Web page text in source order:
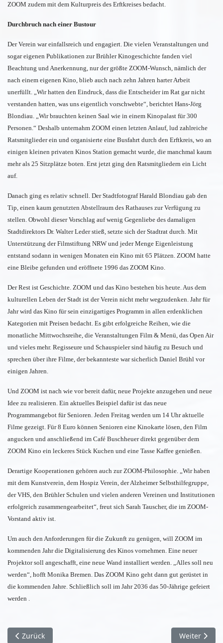
ZOOM zudem mit dem Kulturpreis des Erftkreises bedacht.
Durchbruch nach einer Bustour
Der Verein war einfallsreich und engagiert. Die vielen Veranstaltungen und
sogar eigenen Publikationen zur Brühler Kinogeschichte fanden viel
Beachtung und Anerkennung, nur der größte ZOOM-Wunsch, nämlich der
nach einem eigenen Kino, blieb auch nach zehn Jahren harter Arbeit
unerfüllt. „Wir hatten den Eindruck, dass die Entscheider im Rat gar nicht
verstanden hatten, was uns eigentlich vorschwebte“, berichtet Hans-Jörg
Blondiau. „Wir brauchten keinen Saal wie in einem Kinopalast für 300
Personen.“ Deshalb unternahm ZOOM einen letzten Anlauf, lud zahlreiche
Ratsmitglieder ein und organisierte eine Busfahrt durch den Erftkreis, wo an
einigen kleinen privaten Kinos Station gemacht wurde, die manchmal kaum
mehr als 25 Sitzplätze boten. Erst jetzt ging den Ratsmitgliedern ein Licht
auf.
Danach ging es relativ schnell. Der Stadtfotograf Harald Blondiau gab den
Tip, einen kaum genutzten Abstellraum des Rathauses zur Verfügung zu
stellen. Obwohl dieser Vorschlag auf wenig Gegenliebe des damaligen
Stadtdirektors Dr. Walter Leder stieß, setzte sich der Stadtrat durch. Mit
Unterstützung der Filmstiftung NRW und jeder Menge Eigenleistung
entstand sodann in wenigen Monaten ein Kino mit 65 Plätzen. ZOOM hatte
eine Bleibe gefunden und eröffnete 1996 das ZOOM Kino.
Der Rest ist Geschichte. ZOOM und das Kino bestehen bis heute. Aus dem
kulturellen Leben der Stadt ist der Verein nicht mehr wegzudenken. Jahr für
Jahr wird das Kino für sein einzigartiges Programm in allen erdenklichen
Kategorien mit Preisen bedacht. Es gibt erfolgreiche Reihen, wie die
monatliche Mittwochsreihe, die Veranstaltungen Film & Menü, das Open Air
und vieles mehr. Regisseure und Schauspieler sind häufig zu Besuch und
sprechen über ihre Filme, der bekannteste war sicherlich Daniel Brühl vor
einigen Jahren.
Und ZOOM ist nach wie vor bereit dafür, neue Projekte anzugehen und neue
Idee zu realisieren. Ein aktuelles Beispiel dafür ist das neue
Programmangebot für Senioren. Jeden Freitag werden um 14 Uhr aktuelle
Filme gezeigt. Für 8 Euro können Senioren eine Kinokarte lösen, den Film
angucken und anschließend im Café Buschheuer direkt gegenüber dem
ZOOM Kino ein leckeres Stück Kuchen und eine Tasse Kaffee genießen.
Derartige Kooperationen gehören auch zur ZOOM-Philosophie. „Wir haben
mit dem Kunstverein, dem Hospiz Verein, der Alzheimer Selbsthilfegruppe,
der VHS, den Brühler Schulen und vielen anderen Vereinen und Institutionen
erfolgreich zusammengearbeitet“, freut sich Sarah Tauscher, die im ZOOM-
Vorstand aktiv ist.
Um auch den Anforderungen für die Zukunft zu genügen, will ZOOM im
kommenden Jahr die Digitalisierung des Kinos vornehmen. Eine neuer
Projektor soll angeschafft, eine neue Wand installiert werden. „Alles soll neu
werden“, hofft Monika Bremen. Das ZOOM Kino geht dann gut gerüstet in
die kommenden Jahre. Schließlich soll im Jahr 2036 das 50-Jährige gefeiert
werden .
Vorheriger Beitrag: Der Saisonstart des SC Brühl
Zurück Nächster
Weiter